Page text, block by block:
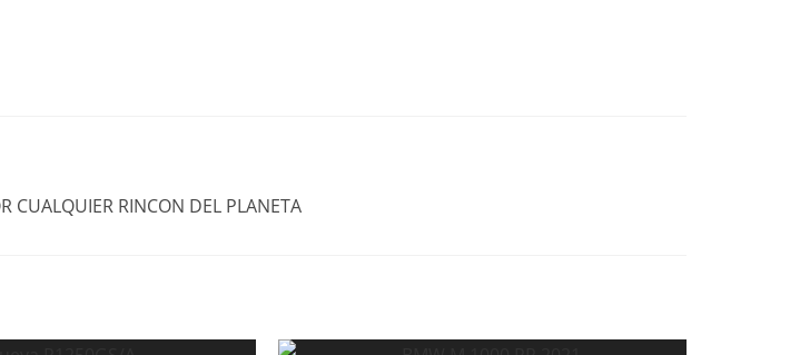
CUALQUIER RINCON DEL PLANETA